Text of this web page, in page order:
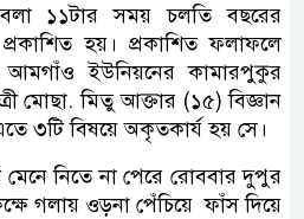
১১টার সময় চলতি বছরের
হয়। প্রকাশিত ফলাফলে
ইউনিয়নের কামারপুকুর
মোছা. মিতু আক্তার (১৫) বিজ্ঞান
৩টি বিষয়ে অকৃতকার্য হয় সে।
নিতে না পেরে রোববার দুপুর
গলায় ওড়না পেঁচিয়ে ফাঁস দিয়ে